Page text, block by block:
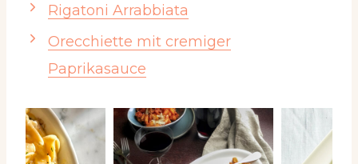
Rigatoni Arrabbiata
Orecchiette mit cremiger
Paprikasauce